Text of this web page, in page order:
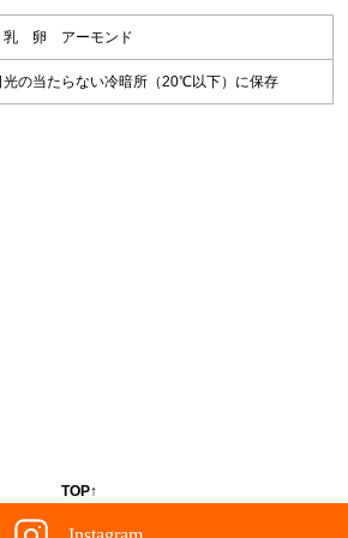
卵 アーモンド
光の当たらない冷暗所（20℃以下）に保存
TOP↑